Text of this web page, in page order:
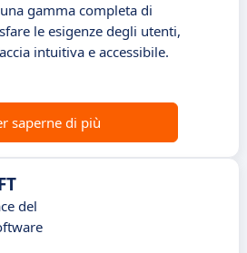
gamma completa di
le esigenze degli utenti,
intuitiva e accessibile.
saperne di più
del